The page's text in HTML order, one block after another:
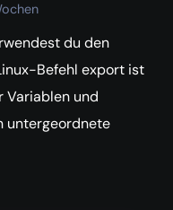
du den
Befehl export ist
Variablen und
untergeordnete